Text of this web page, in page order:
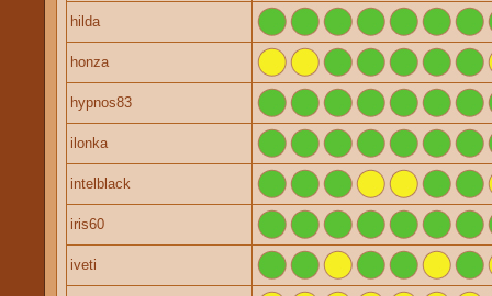
hilda
honza
hypnos83
ilonka
intelblack
iris60
iveti